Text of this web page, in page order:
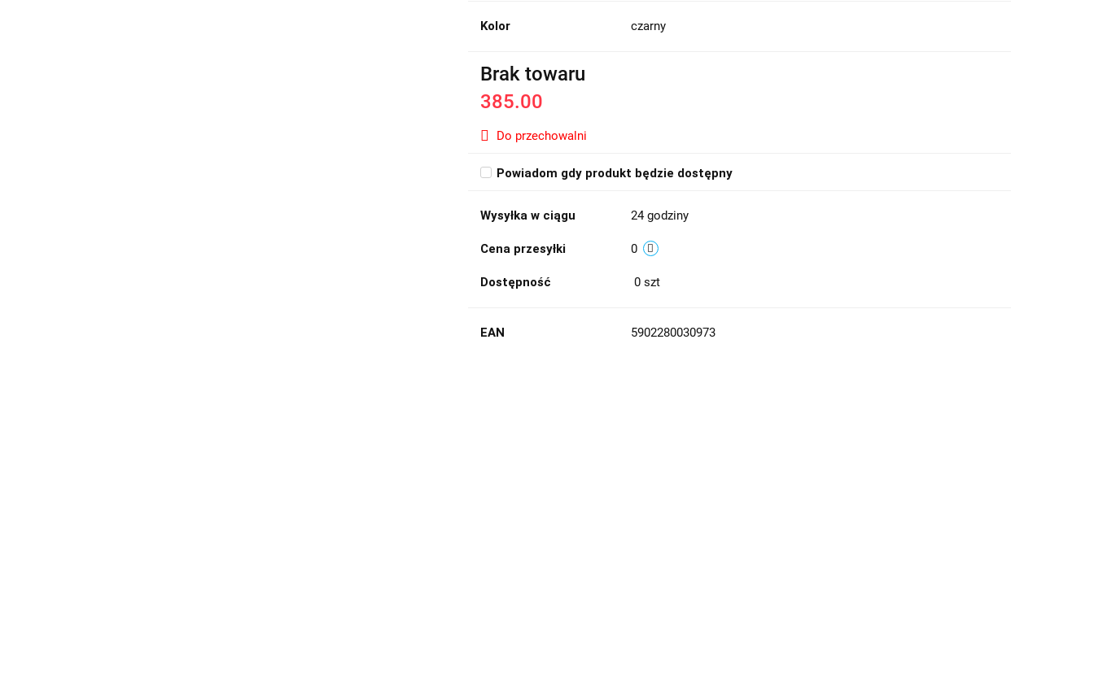
Kolor czarny
Brak towaru
385.00
Do przechowalni
Powiadom gdy produkt będzie dostępny
Wysyłka w ciągu 24 godziny
Cena przesyłki 0
Dostępność 0 szt
EAN 5902280030973